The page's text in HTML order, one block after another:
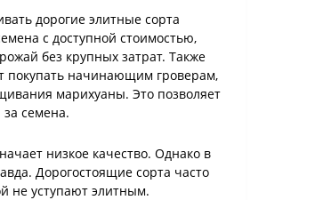
дорогие элитные сорта
с доступной стоимостью,
без крупных затрат. Также
покупать начинающим гроверам,
марихуаны. Это позволяет
семена.
низкое качество. Однако в
Дорогостоящие сорта часто
не уступают элитным.